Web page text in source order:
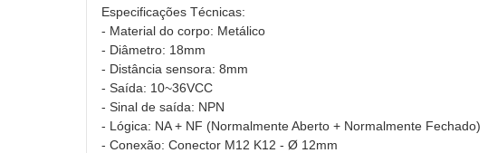
Especificações Técnicas:
- Material do corpo: Metálico
- Diâmetro: 18mm
- Distância sensora: 8mm
- Saída: 10~36VCC
- Sinal de saída: NPN
- Lógica: NA + NF (Normalmente Aberto + Normalmente Fechado)
- Conexão: Conector M12 K12 - Ø 12mm